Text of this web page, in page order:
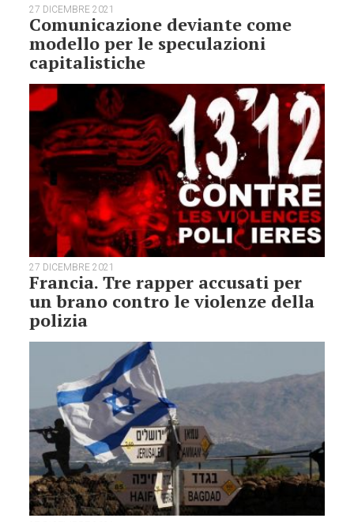
27 DICEMBRE 2021
Comunicazione deviante come
modello per le speculazioni
capitalistiche
27 DICEMBRE 2021
Francia. Tre rapper accusati per
un brano contro le violenze della
polizia